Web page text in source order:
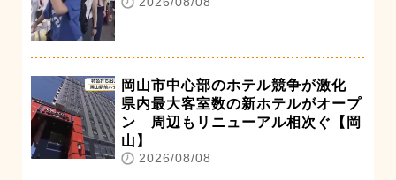
岡山市中心部のホテル競争が激化
県内最大客室数の新ホテルがオープ
ン 周辺もリニューアル相次ぐ【岡
山】
2026/08/08